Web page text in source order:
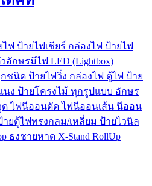
ฟ ป้ายไฟเชียร์ กล่องไฟ ป้ายไฟ
อักษรมีไฟ LED (Lightbox)
ชนิด ป้ายไฟวิ่ง กล่องไฟ ตู้ไฟ ป้าย
ง ป้ายโครงไม้ ทุกรูปแบบ อักษร
ไฟนีออนดัด ไฟนีออนเส้น นีออน
ายตู้ไฟทรงกลม/เหลี่ยม ป้ายไวนิล
ธงชายหาด X-Stand RollUp